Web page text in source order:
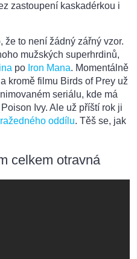
zastoupení kaskadérkou i
že to není žádný zářný vzor.
mužských superhrdinů,
po Iron Mana. Momentálně
kromě filmu Birds of Prey už
seriálu, kde má
Ivy. Ale už příští rok ji
oddílu. Těš se, jak
celkem otravná